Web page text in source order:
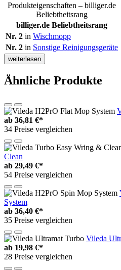
Produkteigenschaften – billiger.de
Beliebtheitsrang
billiger.de Beliebtheitsrang
Nr. 2 in Wischmopp
Nr. 2 in Sonstige Reinigungsgeräte
weiterlesen
Ähnliche Produkte
ab 36,81 €*
34 Preise vergleichen
Clean
ab 29,49 €*
54 Preise vergleichen
System
ab 36,40 €*
35 Preise vergleichen
Vileda
ab 19,98 €*
28 Preise vergleichen